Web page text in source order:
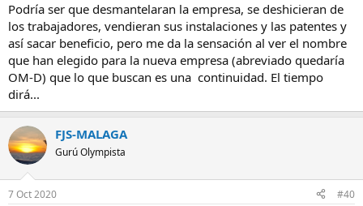
trabajarán y estudiaran la forma de rentabilizarla y que tendremos
soluciones (no al gusto de todos claro está); pero lo sabremos en su
momento, cuando lo hagan, se escapa de nuestras manos por lo
que ¿para qué preocuparse? Mientras tanto sinceramente lo que
menos me importa es cómo se llame la empresa y si al final se
dibuja el peor de los escenarios pues nada a disfrutar de la apuesta
que hemos hecho, que tenemos chismes para disfrutar.
[quote author=M10]
Podría ser que desmantelaran la empresa, se deshicieran de
los trabajadores, vendieran sus instalaciones y las patentes y
así sacar beneficio, pero me da la sensación al ver el nombre
que han elegido para la nueva empresa (abreviado quedaría
OM-D) que lo que buscan es una continuidad. El tiempo
dirá...
FJS-MALAGA
Gurú Olympista
7 Oct 2020 #40